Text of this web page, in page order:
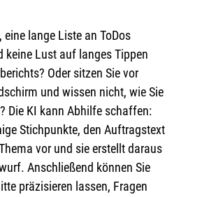
lange Liste an ToDos
keine Lust auf langes Tippen
Oder sitzen Sie vor
und wissen nicht, wie Sie
Die KI kann Abhilfe schaffen:
Stichpunkte, den Auftragstext
vor und sie erstellt daraus
Anschließend können Sie
präzisieren lassen, Fragen